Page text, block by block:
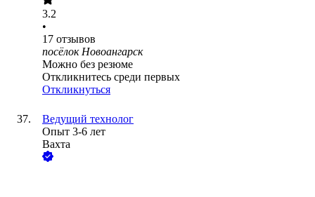
3.2
•
17 отзывов
посёлок Новоангарск
Можно без резюме
Откликнитесь среди первых
Откликнуться
Ведущий технолог
Опыт 3-6 лет
Вахта